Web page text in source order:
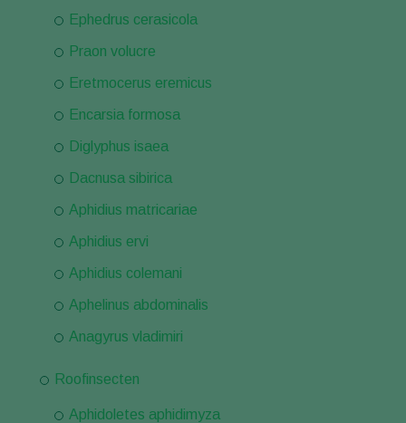
Ephedrus cerasicola
Praon volucre
Eretmocerus eremicus
Encarsia formosa
Diglyphus isaea
Dacnusa sibirica
Aphidius matricariae
Aphidius ervi
Aphidius colemani
Aphelinus abdominalis
Anagyrus vladimiri
Roofinsecten
Aphidoletes aphidimyza